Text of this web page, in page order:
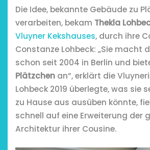
Die Idee, bekannte Gebäude zu
verarbeiten, bekam Thekla
Vluyner Kekshauses, durch ihre
Constanze Lohbeck: „Sie macht
schon seit 2004 in Berlin und
Plätzchen an“, erklärt die
Lohbeck 2019 überlegte, was sie
zu Hause aus ausüben könnte,
schnell auf eine Erweiterung der
Architektur ihrer Cousine.